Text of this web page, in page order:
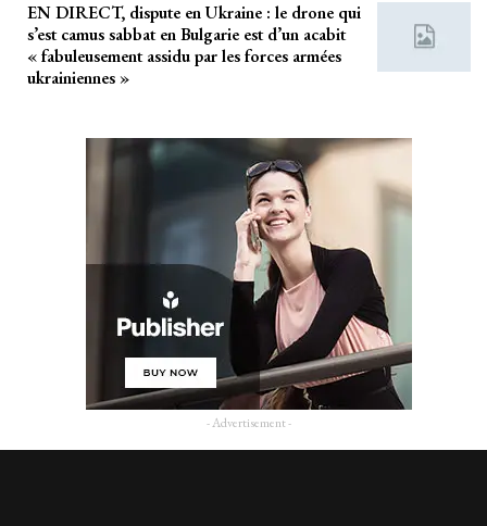
EN DIRECT, dispute en Ukraine : le drone qui
s’est camus sabbat en Bulgarie est d’un acabit
« fabuleusement assidu par les forces armées
ukrainiennes »
- Advertisement -